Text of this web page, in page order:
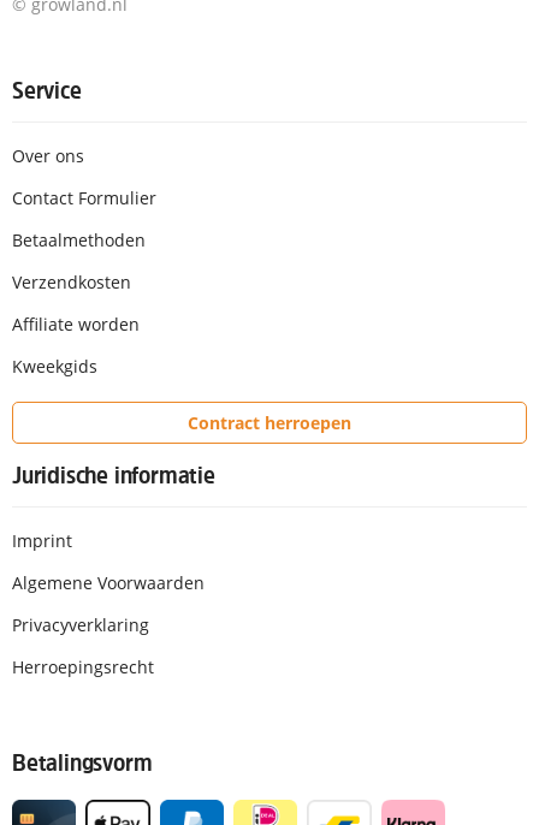
Service
Over ons
Contact Formulier
Betaalmethoden
Verzendkosten
Affiliate worden
Kweekgids
Contract herroepen
Juridische informatie
Imprint
Algemene Voorwaarden
Privacyverklaring
Herroepingsrecht
Betalingsvorm